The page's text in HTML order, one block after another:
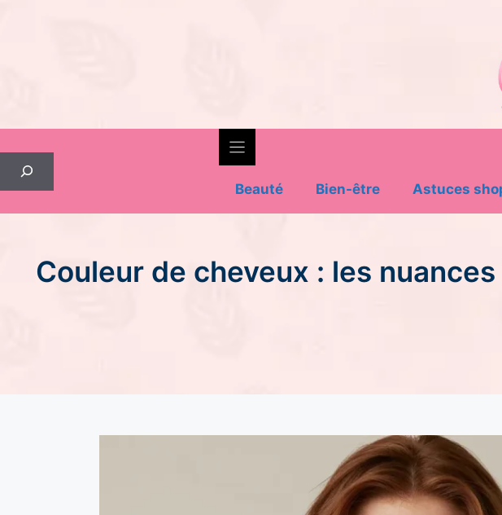
Beauté
Bien-être Astuces
Couleur de cheveux : les